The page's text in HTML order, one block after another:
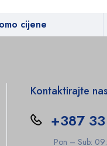
cijene
Kontaktirajte nas
+387
Pon – Sub: